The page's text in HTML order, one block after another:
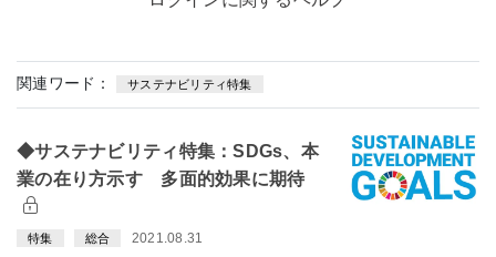
関連ワード： サステナビリティ特集
◆サステナビリティ特集：SDGs、本
業の在り方示す 多面的効果に期待
特集 総合 2021.08.31